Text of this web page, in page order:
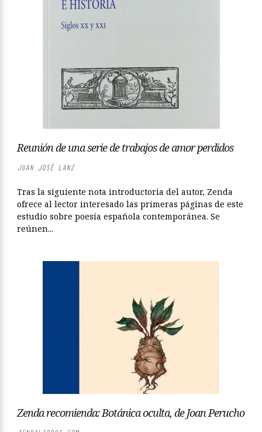
Reunión de una serie de trabajos de amor perdidos
JUAN JOSÉ LANZ
Tras la siguiente nota introductoria del autor, Zenda
ofrece al lector interesado las primeras páginas de este
estudio sobre poesía española contemporánea. Se
reúnen...
Zenda recomienda: Botánica oculta, de Joan Perucho